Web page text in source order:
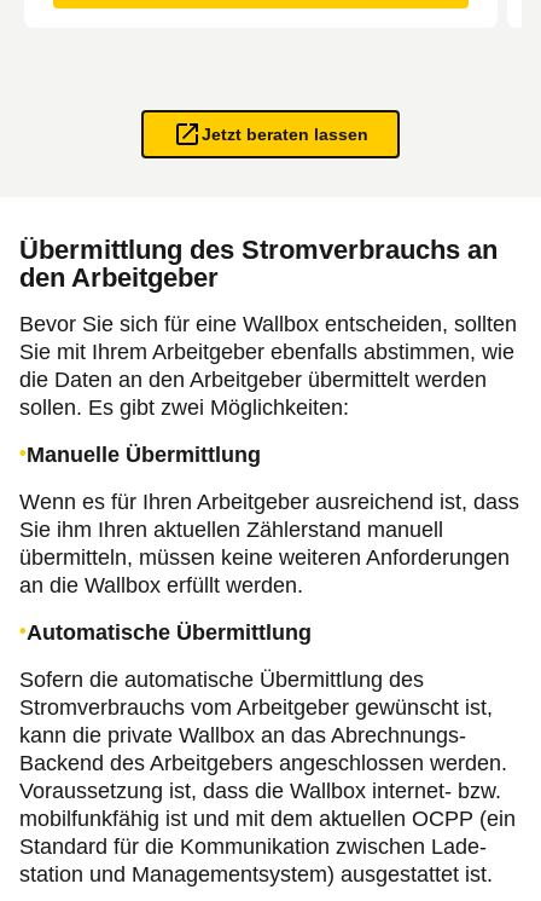
Jetzt beraten lassen
Übermittlung des Stromverbrauchs an
den Arbeitgeber
Bevor Sie sich für eine Wallbox entscheiden, sollten
Sie mit Ihrem Arbeitgeber ebenfalls abstimmen, wie
die Daten an den Arbeitgeber über­mittelt werden
sollen. Es gibt zwei Möglichkeiten:
Manuelle Über­mittlung
Wenn es für Ihren Arbeitgeber ausreichend ist, dass
Sie ihm Ihren aktuellen Zählerstand manuell
übermitteln, müssen keine weiteren Anforderungen
an die Wallbox erfüllt werden.
Automatische Übermittlung
Sofern die automatische Übermittlung des
Stromverbrauchs vom Arbeitgeber gewünscht ist,
kann die private Wallbox an das Abrechnungs-
Backend des Arbeit­gebers ange­schlossen werden.
Voraussetzung ist, dass die Wall­box internet- bzw.
mobil­funkfähig ist und mit dem aktuellen OCPP (ein
Standard für die Kommuni­kation zwischen Lade­
station und Management­system) ausgestattet ist.